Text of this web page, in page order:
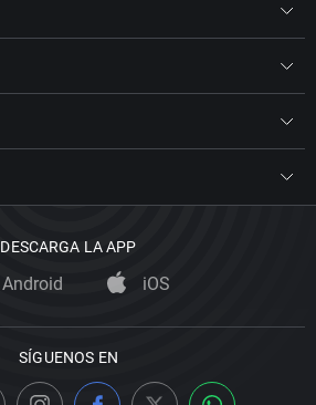
DESCARGA LA APP
Android iOS
SÍGUENOS EN